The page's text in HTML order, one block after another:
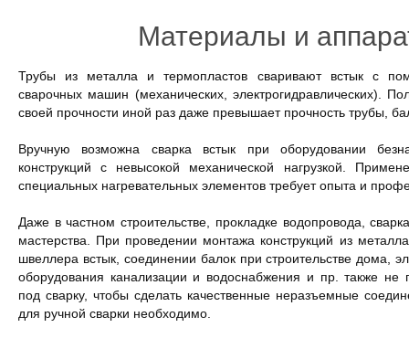
Материалы и
Трубы из металла и термопластов сваривают встык с
сварочных машин (механических, электрогидравлических).
своей прочности иной раз даже превышает прочность трубы,
Вручную возможна сварка встык при оборудовании
конструкций с невысокой механической нагрузкой.
специальных нагревательных элементов требует опыта и
Даже в частном строительстве, прокладке водопровода,
мастерства. При проведении монтажа конструкций из
швеллера встык, соединении балок при строительстве дома,
оборудования канализации и водоснабжения и пр. также не
под сварку, чтобы сделать качественные неразъемные
для ручной сварки необходимо.